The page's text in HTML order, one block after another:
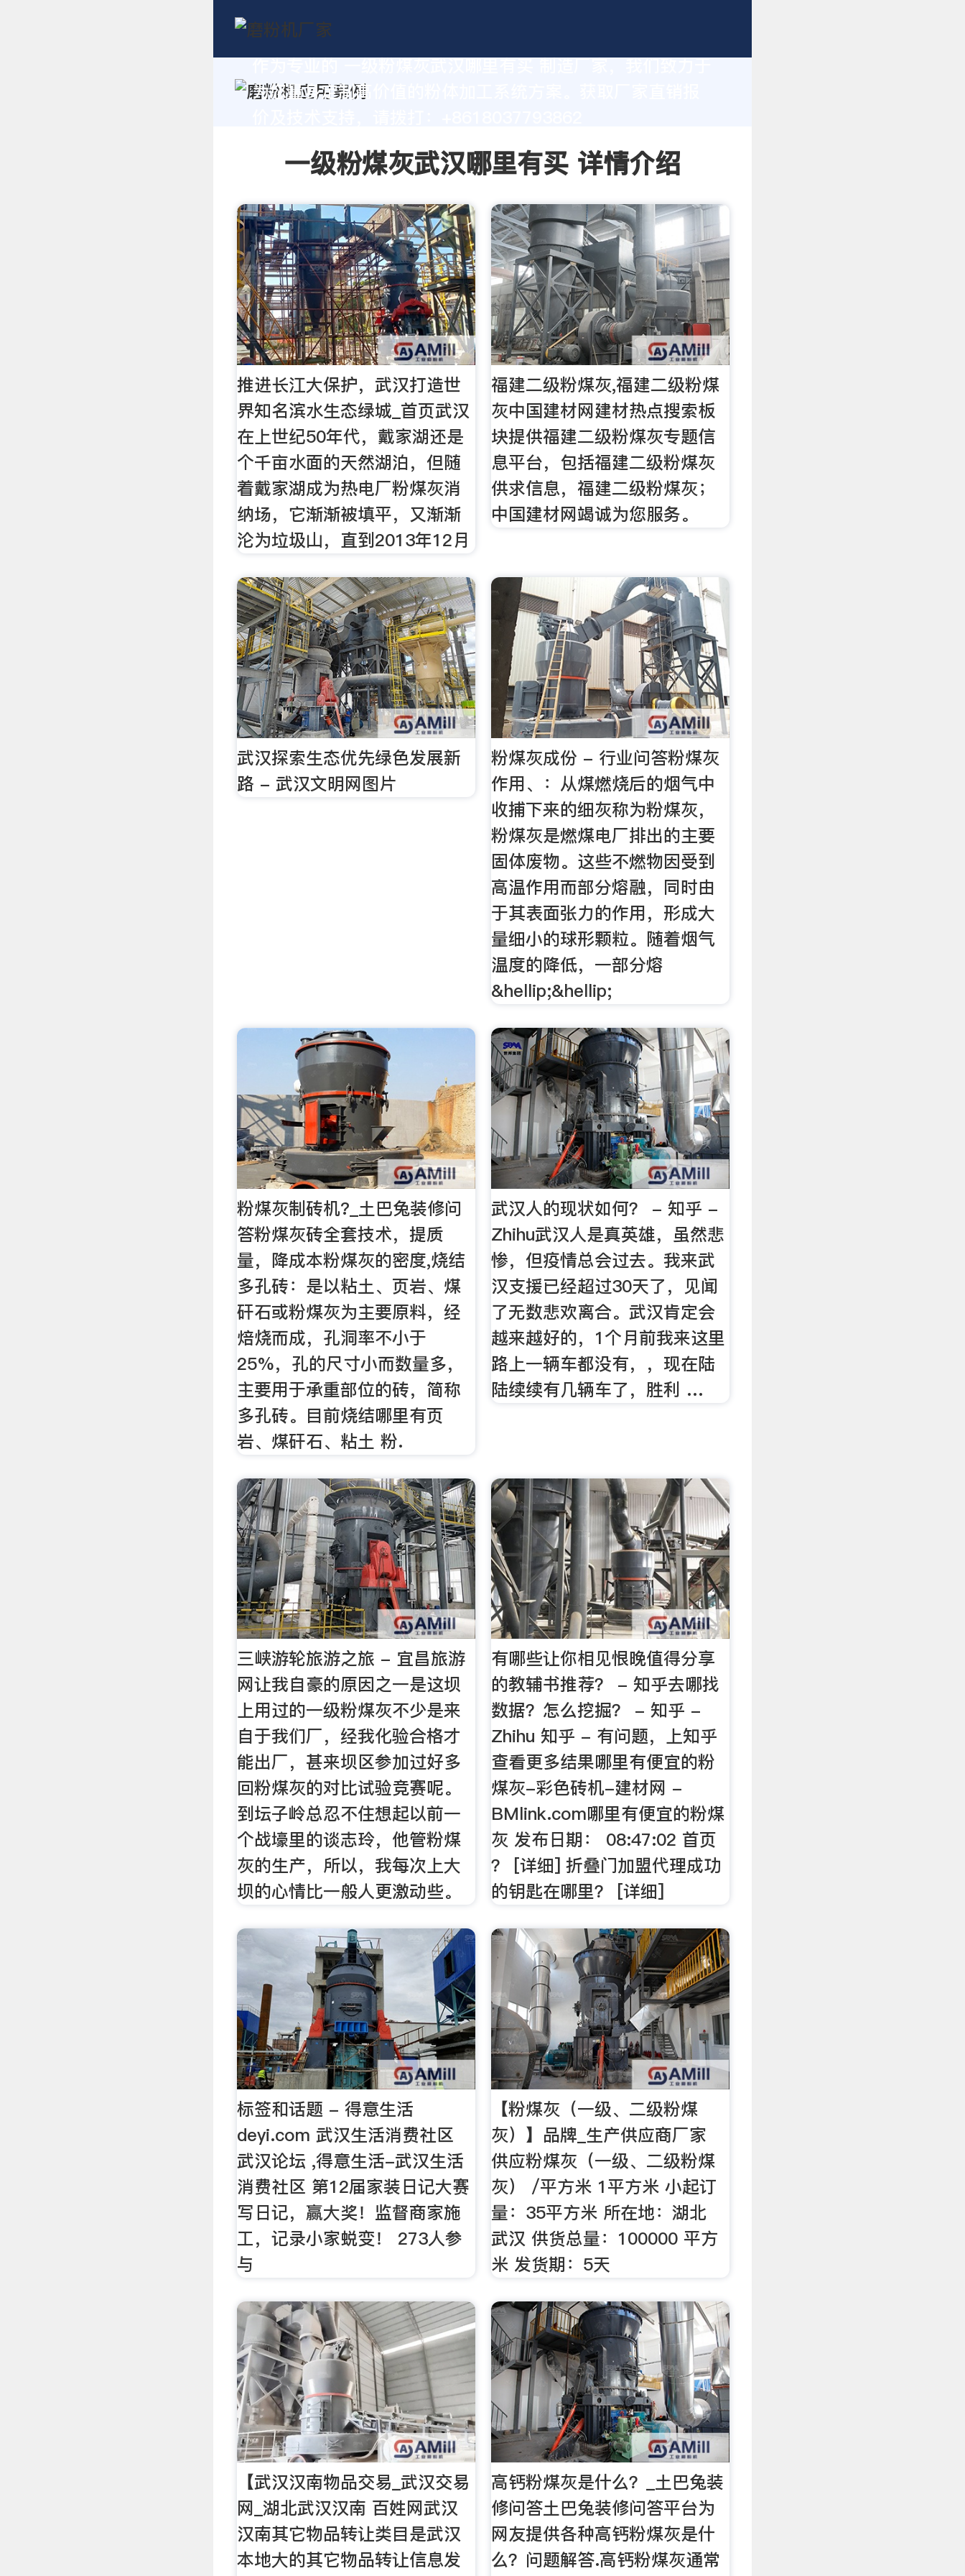
为您量身定制高价值的粉体加工系统方案。获取厂家直销报
一级粉煤灰武汉哪里有买 详情介绍
推进长江大保护，武汉打造世
界知名滨水生态绿城_首页武汉
在上世纪50年代，戴家湖还是
个千亩水面的天然湖泊，但随
着戴家湖成为热电厂粉煤灰消
纳场，它渐渐被填平，又渐渐
沦为垃圾山，直到2013年12月
福建二级粉煤灰,福建二级粉煤
灰中国建材网建材热点搜索板
块提供福建二级粉煤灰专题信
息平台，包括福建二级粉煤灰
供求信息，福建二级粉煤灰；
中国建材网竭诚为您服务。
武汉探索生态优先绿色发展新
路 - 武汉文明网图片
粉煤灰成份 - 行业问答粉煤灰
作用、：从煤燃烧后的烟气中
收捕下来的细灰称为粉煤灰，
粉煤灰是燃煤电厂排出的主要
固体废物。这些不燃物因受到
高温作用而部分熔融，同时由
于其表面张力的作用，形成大
量细小的球形颗粒。随着烟气
温度的降低，一部分熔
&hellip;&hellip;
粉煤灰制砖机?_土巴兔装修问
答粉煤灰砖全套技术，提质
量，降成本粉煤灰的密度,烧结
多孔砖：是以粘土、页岩、煤
矸石或粉煤灰为主要原料，经
焙烧而成，孔洞率不小于
25%，孔的尺寸小而数量多，
主要用于承重部位的砖，简称
多孔砖。目前烧结哪里有页
岩、煤矸石、粘土 粉.
武汉人的现状如何？ - 知乎 -
Zhihu武汉人是真英雄，虽然悲
惨，但疫情总会过去。我来武
汉支援已经超过30天了，见闻
了无数悲欢离合。武汉肯定会
越来越好的，1个月前我来这里
路上一辆车都没有，，现在陆
陆续续有几辆车了，胜利 …
三峡游轮旅游之旅 - 宜昌旅游
网让我自豪的原因之一是这坝
上用过的一级粉煤灰不少是来
自于我们厂，经我化验合格才
能出厂，甚来坝区参加过好多
回粉煤灰的对比试验竞赛呢。
到坛子岭总忍不住想起以前一
个战壕里的谈志玲，他管粉煤
灰的生产，所以，我每次上大
坝的心情比一般人更激动些。
有哪些让你相见恨晚值得分享
的教辅书推荐？ - 知乎去哪找
数据？怎么挖掘？ - 知乎 -
Zhihu 知乎 - 有问题，上知乎
查看更多结果哪里有便宜的粉
煤灰-彩色砖机-建材网 -
BMlink.com哪里有便宜的粉煤
灰 发布日期： 08:47:02 首页
？ [详细] 折叠门加盟代理成功
的钥匙在哪里？ [详细]
标签和话题 - 得意生活
deyi.com 武汉生活消费社区
武汉论坛 ,得意生活-武汉生活
消费社区 第12届家装日记大赛
写日记，赢大奖！监督商家施
工，记录小家蜕变！ 273人参
与
【粉煤灰（一级、二级粉煤
灰）】品牌_生产供应商厂家
供应粉煤灰（一级、二级粉煤
灰） /平方米 1平方米 小起订
量：35平方米 所在地：湖北
武汉 供货总量：100000 平方
米 发货期：5天
【武汉汉南物品交易_武汉交易
网_湖北武汉汉南 百姓网武汉
汉南其它物品转让类目是武汉
本地大的其它物品转让信息发
高钙粉煤灰是什么？_土巴兔装
修问答土巴兔装修问答平台为
网友提供各种高钙粉煤灰是什
么？问题解答.高钙粉煤灰通常